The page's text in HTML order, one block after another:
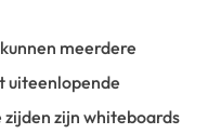
meerdere
uiteenlopende
zijn whiteboards